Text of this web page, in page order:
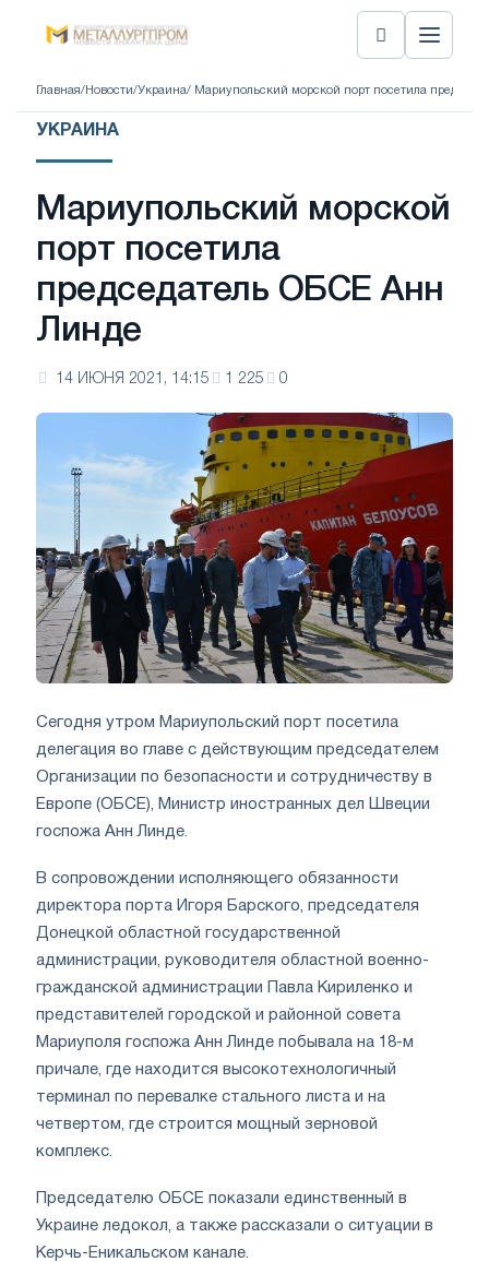
Главная/ Новости/Украина/ Мариупольский морской порт посетила
УКРАИНА
Мариупольский морской
порт посетила
председатель ОБСЕ Анн
Линде
14 ИЮНЯ 2021, 14:15 1 225 0
Сегодня утром Мариупольский порт посетила
делегация во главе с действующим председателем
Организации по безопасности и сотрудничеству в
Европе (ОБСЕ), Министр иностранных дел Швеции
госпожа Анн Линде.
В сопровождении исполняющего обязанности
директора порта Игоря Барского, председателя
Донецкой областной государственной
администрации, руководителя областной военно-
гражданской администрации Павла Кириленко и
представителей городской и районной совета
Мариуполя госпожа Анн Линде побывала на 18-м
причале, где находится высокотехнологичный
терминал по перевалке стального листа и на
четвертом, где строится мощный зерновой
комплекс.
Председателю ОБСЕ показали единственный в
Украине ледокол, а также рассказали о ситуации в
Керчь-Еникальском канале.